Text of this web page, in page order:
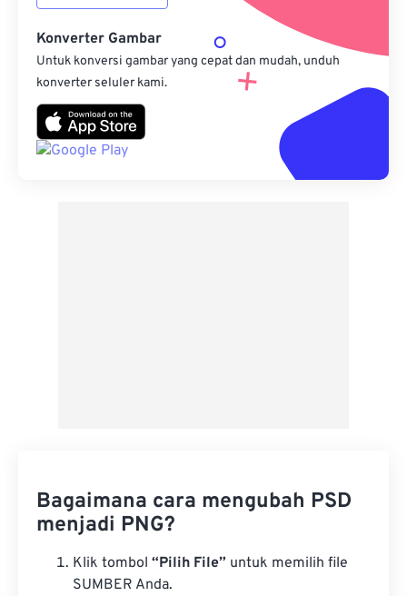
Konverter Gambar
Untuk konversi gambar yang cepat dan mudah, unduh
konverter seluler kami.
Bagaimana cara mengubah PSD
menjadi PNG?
Klik tombol “Pilih File” untuk memilih file
SUMBER Anda.